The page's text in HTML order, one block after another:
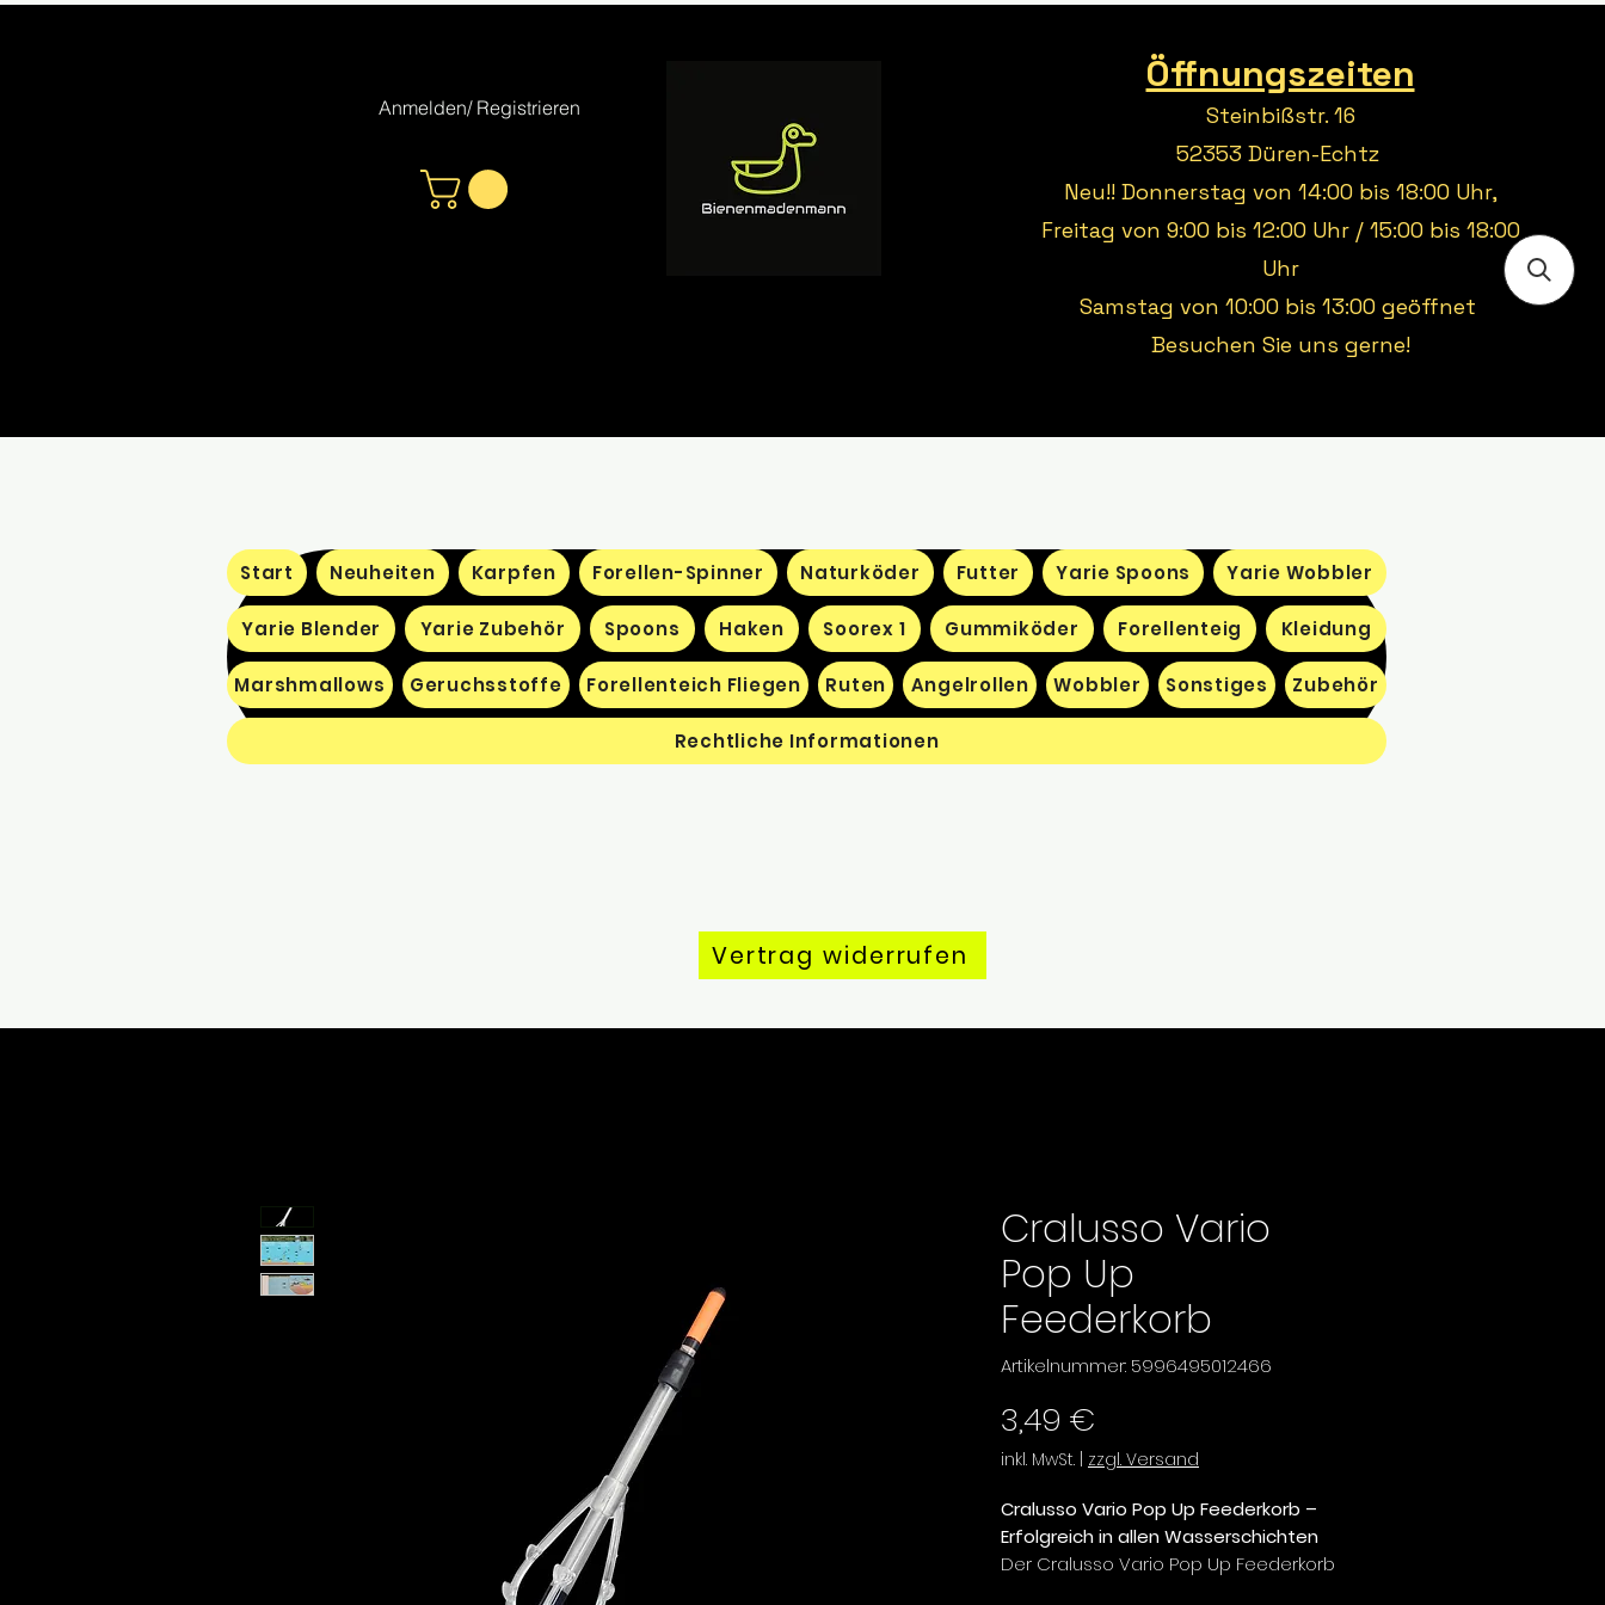
Anmelden/ Registrieren
Öffnungszeiten
Steinbißstr. 16
52353 Düren-Echtz
Neu!! Donnerstag von 14:00 bis 18:00 Uhr,
Freitag von 9:00 bis 12:00 Uhr / 15:00 bis 18:00
Uhr
Samstag von 10:00 bis 13:00 geöffnet
Besuchen Sie uns gerne!
Start Neuheiten Karpfen Forellen-Spinner Naturköder Futter Yarie Spoons Yarie Wobbler
Yarie Blender Yarie Zubehör Spoons Haken Soorex 1 Gummiköder Forellenteig Kleidung
Marshmallows Geruchsstoffe Forellenteich Fliegen Ruten Angelrollen Wobbler Sonstiges Zubehör
Rechtliche Informationen
Vertrag widerrufen
Cralusso Vario
Pop Up
Feederkorb
Artikelnummer: 5996495012466
3,49 €
inkl. MwSt. zzgl. Versand
Cralusso Vario Pop Up Feederkorb –
Erfolgreich in allen Wasserschichten
Der Cralusso Vario Pop Up Feederkorb